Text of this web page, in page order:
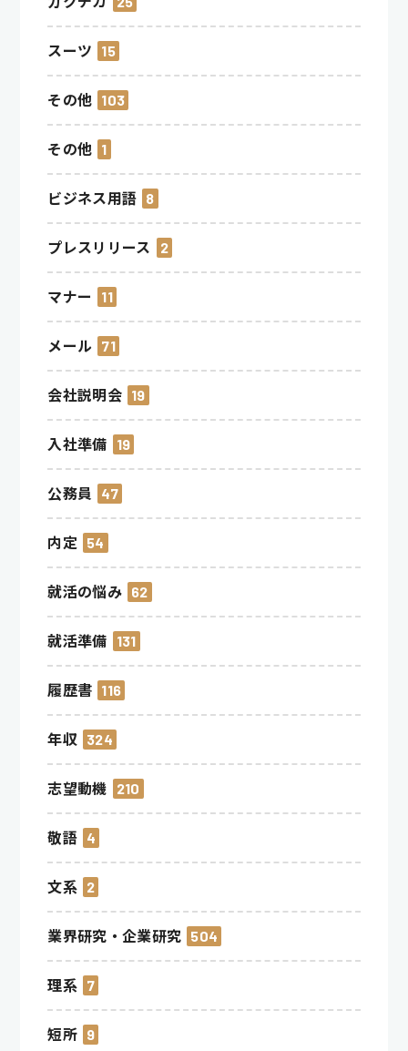
スーツ 15
その他 103
その他 1
ビジネス用語 8
プレスリリース 2
マナー 11
メール 71
会社説明会 19
入社準備 19
公務員 47
内定 54
就活の悩み 62
就活準備 131
履歴書 116
年収 324
志望動機 210
敬語 4
文系 2
業界研究・企業研究 504
理系 7
短所 9